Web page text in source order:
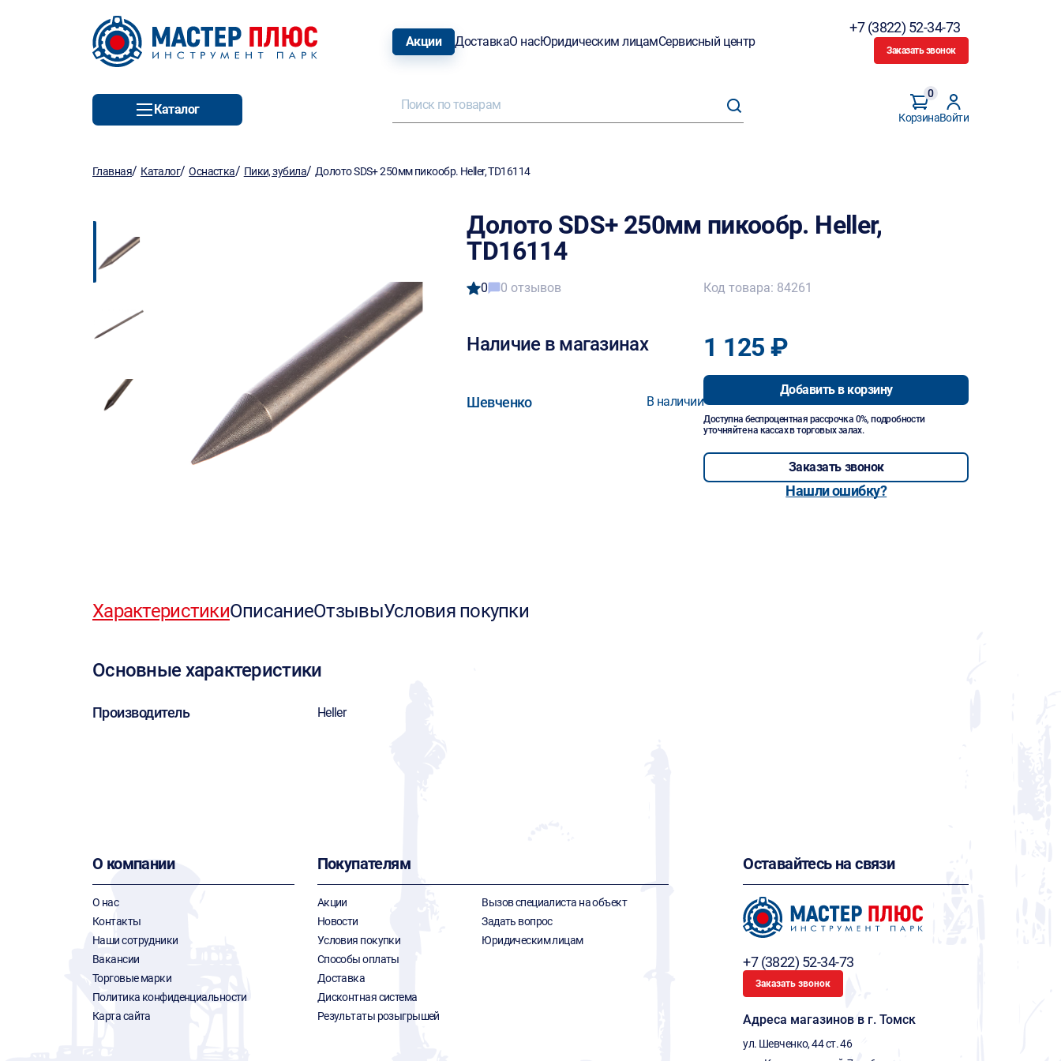
Акции ДоставкаО насЮридическим лицамСервисный центр
+7 (3822) 52-34-73
Заказать звонок
Каталог
Корзина
0
Войти
Главная/ Каталог/Оснастка/ Пики, зубила/ Долото SDS+ 250мм пикообр. Heller, TD16114
Долото SDS+ 250мм пикообр. Heller,
TD16114
0 0 отзывов
Наличие в магазинах
Шевченко В наличии
Код товара: 84261
1 125 ₽
Добавить в корзину
Доступна беспроцентная рассрочка 0%, подробности
уточняйте на кассах в торговых залах.
Заказать звонок
Нашли ошибку?
ХарактеристикиОписаниеОтзывыУсловия покупки
Основные характеристики
Производитель Heller
О компании
О нас
Контакты
Наши сотрудники
Вакансии
Торговые марки
Политика конфиденциальности
Карта сайта
Покупателям
Акции
Новости
Условия покупки
Способы оплаты
Доставка
Дисконтная система
Результаты розыгрышей
Вызов специалиста на объект
Задать вопрос
Юридическим лицам
Оставайтесь на связи
+7 (3822) 52-34-73
Заказать звонок
Адреса магазинов в г. Томск
ул. Шевченко, 44 ст. 46